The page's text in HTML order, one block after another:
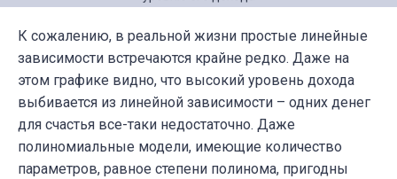
К сожалению, в реальной жизни простые линейные
зависимости встречаются крайне редко. Даже на
этом графике видно, что высокий уровень дохода
выбивается из линейной зависимости – одних денег
для счастья все-таки недостаточно. Даже
полиномиальные модели, имеющие количество
параметров, равное степени полинома, пригодны